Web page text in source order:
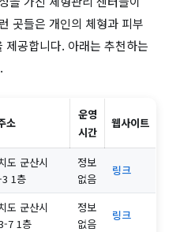
곳들은 개인의 체형과 피부
제공합니다. 아래는 추천하는
소
운영
시간
웹사이트
도 군산시
1층
정보
없음
링크
도 군산시
7 1층
정보
없음
링크